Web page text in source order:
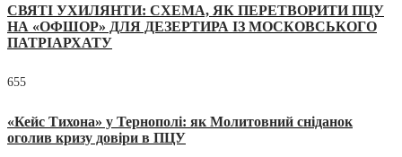
СВЯТІ УХИЛЯНТИ: СХЕМА, ЯК ПЕРЕТВОРИТИ ПЦУ
НА «ОФШОР» ДЛЯ ДЕЗЕРТИРА ІЗ МОСКОВСЬКОГО
ПАТРІАРХАТУ
655
«Кейс Тихона» у Тернополі: як Молитовний сніданок
оголив кризу довіри в ПЦУ